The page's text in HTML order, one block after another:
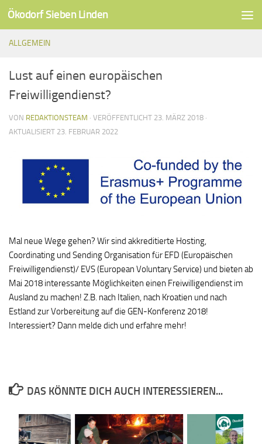
Unter dem Inhalt
Ökodorf Sieben Linden
ALLGEMEIN
Lust auf einen europäischen
Freiwilligendienst?
VON REDAKTIONSTEAM · VERÖFFENTLICHT 23. MÄRZ 2018 ·
AKTUALISIERT 23. FEBRUAR 2022
Mal neue Wege gehen? Wir sind akkreditierte Hosting,
Coordinating und Sending Organisation für EFD (Europäischen
Freiwilligendienst)/ EVS (European Voluntary Service) und bieten ab
Mai 2018 interessante Möglichkeiten einen Freiwilligendienst im
Ausland zu machen! Z.B. nach Italien, nach Kroatien und nach
Estland zur Vorbereitung auf die GEN-Konferenz 2018!
Interessiert? Dann melde dich und erfahre mehr!
DAS KÖNNTE DICH AUCH INTERESSIEREN...